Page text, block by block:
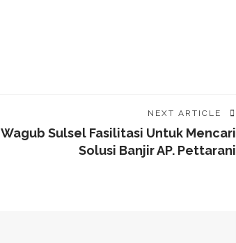
NEXT ARTICLE
Wagub Sulsel Fasilitasi Untuk Mencari
Solusi Banjir AP. Pettarani